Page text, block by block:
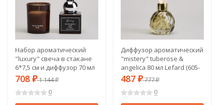
Набор ароматический
"luxury" свеча в стакане
6*7,5 см и диффузор 70 мл
velvet rose&oud Lefard
708 ₽1 144₽
0
Диффузор ароматический
"mistery" tuberose &
angelica 80 мл Lefard (605-
136)
487 ₽777₽
0